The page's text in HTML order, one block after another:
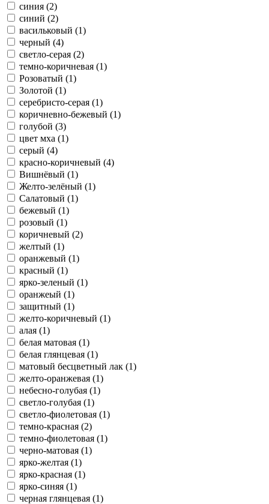
синия (2)
синий (2)
васильковый (1)
черный (4)
светло-серая (2)
темно-коричневая (1)
Розоватый (1)
Золотой (1)
серебристо-серая (1)
коричневно-бежевый (1)
голубой (3)
цвет мха (1)
серый (4)
красно-коричневый (4)
Вишнёвый (1)
Желто-зелёный (1)
Салатовый (1)
бежевый (1)
розовый (1)
коричневый (2)
желтый (1)
оранжевый (1)
красный (1)
ярко-зеленый (1)
оранжеый (1)
защитный (1)
желто-коричневый (1)
алая (1)
белая матовая (1)
белая глянцевая (1)
матовый бесцветный лак (1)
желто-оранжевая (1)
небесно-голубая (1)
светло-голубая (1)
светло-фиолетовая (1)
темно-красная (2)
темно-фиолетовая (1)
черно-матовая (1)
ярко-желтая (1)
ярко-красная (1)
ярко-синяя (1)
черная глянцевая (1)